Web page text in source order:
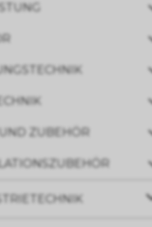
ZUBEHÖR